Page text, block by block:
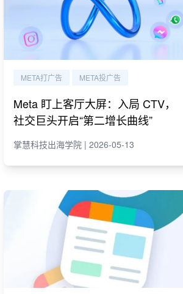
META打广告 META投广告
Meta 盯上客厅大屏：入局 CTV，
社交巨头开启“第二增长曲线”
掌慧科技出海学院 | 2026-05-13